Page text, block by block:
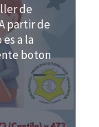
de
partir de
a la
boton